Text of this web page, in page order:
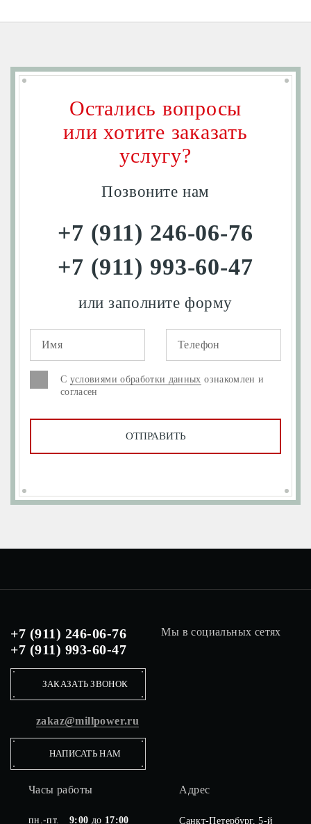
Остались вопросы
или хотите заказать
услугу?
Позвоните нам
+7 (911) 246-06-76
+7 (911) 993-60-47
или заполните форму
С условиями обработки данных ознакомлен и
согласен
+7 (911) 246-06-76
+7 (911) 993-60-47
ЗАКАЗАТЬ ЗВОНОК
zakaz@millpower.ru
НАПИСАТЬ НАМ
Мы в социальных сетях
Часы работы
пн.-пт. 9:00 до 17:00
Адрес
Санкт-Петербург. 5-й